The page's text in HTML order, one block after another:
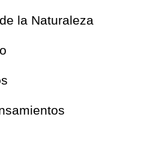
la Naturaleza